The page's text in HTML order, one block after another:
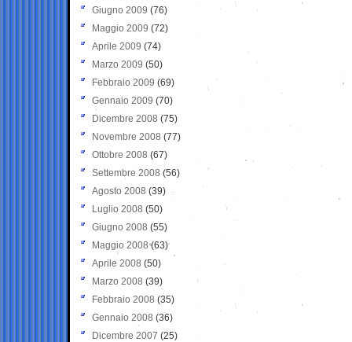
Giugno 2009 (76)
Maggio 2009 (72)
Aprile 2009 (74)
Marzo 2009 (50)
Febbraio 2009 (69)
Gennaio 2009 (70)
Dicembre 2008 (75)
Novembre 2008 (77)
Ottobre 2008 (67)
Settembre 2008 (56)
Agosto 2008 (39)
Luglio 2008 (50)
Giugno 2008 (55)
Maggio 2008(63)
Aprile 2008 (50)
Marzo 2008 (39)
Febbraio 2008 (35)
Gennaio 2008 (36)
Dicembre 2007 (25)